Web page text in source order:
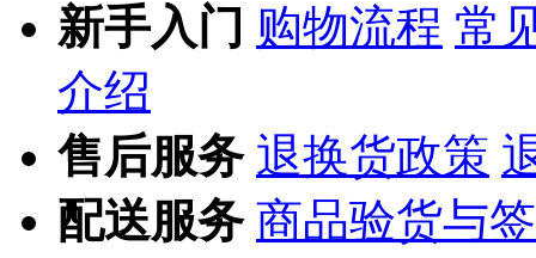
新手入门 购物流程 常
介绍
售后服务 退换货政策
配送服务 商品验货与